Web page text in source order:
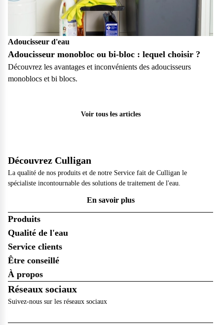
Adoucisseur d'eau
Adoucisseur monobloc ou bi-bloc : lequel choisir ?
Découvrez les avantages et inconvénients des adoucisseurs
monoblocs et bi blocs.
Voir tous les articles
Découvrez Culligan
La qualité de nos produits et de notre Service fait de Culligan le
spécialiste incontournable des solutions de traitement de l'eau.
En savoir plus
Produits
Qualité de l'eau
Service clients
Être conseillé
À propos
Réseaux sociaux
Suivez-nous sur les réseaux sociaux